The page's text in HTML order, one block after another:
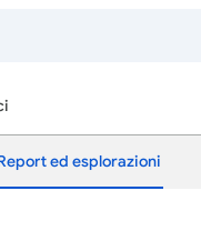
ed esplorazioni